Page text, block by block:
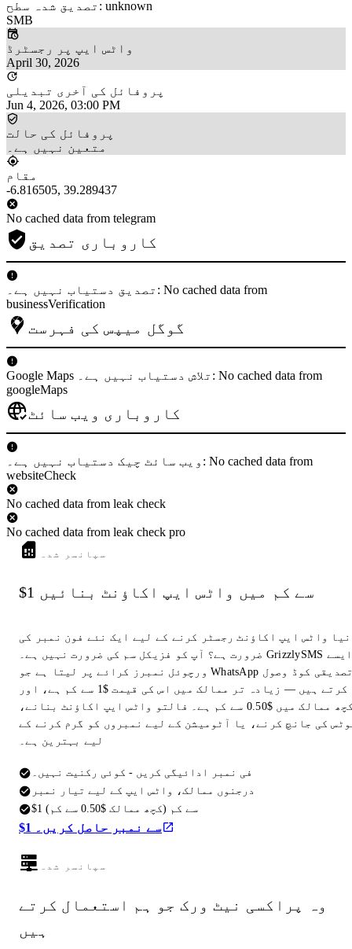
تصدیق شدہ سطح: unknown
SMB
واٹس ایپ پر رجسٹرڈ
April 30, 2026
پروفائل کی آخری تبدیلی
Jun 4, 2026, 03:00 PM
پروفائل کی حالت
متعین نہیں ہے۔
مقام
-6.816505, 39.289437
No cached data from telegram
کاروباری تصدیق
تصدیق دستیاب نہیں ہے۔: No cached data from
businessVerification
گوگل میپس کی فہرست
Google Maps تلاش دستیاب نہیں ہے۔: No cached data from
googleMaps
کاروباری ویب سائٹ
ویب سائٹ چیک دستیاب نہیں ہے۔: No cached data from
websiteCheck
No cached data from leak check
No cached data from leak check pro
سپانسر شدہ
$1 سے کم میں واٹس ایپ اکاؤنٹ بنائیں
نیا واٹس ایپ اکاؤنٹ رجسٹر کرنے کے لیے ایک نئے فون نمبر کی
ضرورت ہے؟ آپ کو فزیکل سم کی ضرورت نہیں ہے۔ GrizzlySMS ایسے
ورچوئل نمبرز کرائے پر لیتا ہے جو WhatsApp تصدیقی کوڈ وصول
کرتے ہیں — زیادہ تر ممالک میں اس کی قیمت $1 سے کم ہے، اور
کچھ ممالک میں $0.50 سے کم ہے۔ فالتو واٹس ایپ اکاؤنٹ بنانے،
کی جانچ کرنے، یا آٹومیشن کے لیے نمبروں کو گرم کرنے کے
لیے بہترین ہے۔
فی نمبر ادائیگی کریں - کوئی رکنیت نہیں۔
درجنوں ممالک، واٹس ایپ کے لیے تیار نمبر
$1 سے کم (کچھ ممالک $0.50 سے کم)
$1 سے نمبر حاصل کریں۔
سپانسر شدہ
وہ پراکسی نیٹ ورک جو ہم استعمال کرتے
ہیں